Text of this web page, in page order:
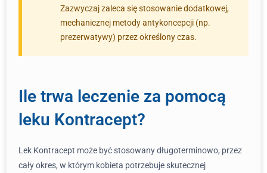
Zazwyczaj zaleca się stosowanie dodatkowej,
mechanicznej metody antykoncepcji (np.
prezerwatywy) przez określony czas.
Ile trwa leczenie za pomocą
leku Kontracept?
Lek Kontracept może być stosowany długoterminowo, przez
cały okres, w którym kobieta potrzebuje skutecznej